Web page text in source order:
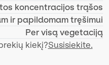
koncentracijos trąšos
ir papildomam tręšimui
Per visą vegetaciją
kiekį?Susisiekite.